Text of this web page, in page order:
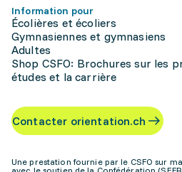
Information pour
Écolières et écoliers
Gymnasiennes et gymnasiens
Adultes
Shop CSFO: Brochures sur les
études et la carrière
Contacter orientation.ch
Une prestation fournie par le CSFO sur